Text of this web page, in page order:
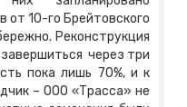
10-го Брейтовского
Реконструкция
через три
пока лишь 70%, и к
– ООО «Трасса» не